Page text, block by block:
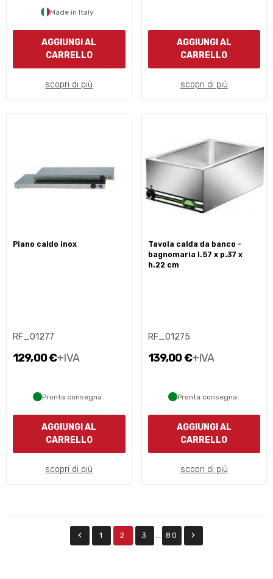
Made in Italy
AGGIUNGI AL
CARRELLO
scopri di più
AGGIUNGI AL
CARRELLO
scopri di più
piano caldo inox
RF_01277
129,00 €+IVA
Pronta consegna
AGGIUNGI AL
CARRELLO
scopri di più
tavola calda da banco -
bagnomaria l.57 x p.37 x
h.22 cm
RF_01275
139,00 €+IVA
Pronta consegna
AGGIUNGI AL
CARRELLO
scopri di più
 1 2 3 … 80 